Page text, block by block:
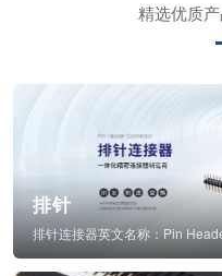
精选优质
排针